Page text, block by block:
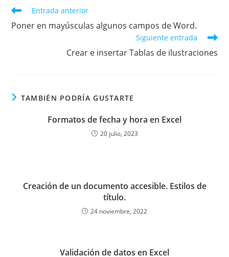
Leer
artículos
Entrada anterior
Poner en mayúsculas algunos campos de Word.
Siguiente entrada
Crear e insertar Tablas de ilustraciones
TAMBIÉN PODRÍA GUSTARTE
Formatos de fecha y hora en Excel
20 julio, 2023
Creación de un documento accesible. Estilos de
título.
24 noviembre, 2022
Validación de datos en Excel